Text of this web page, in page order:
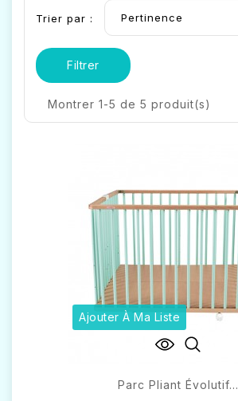
Trier par : Pertinence
Filtrer
Montrer 1-5 de 5 produit(s)
Ajouter À Ma Liste
Parc Pliant Évolutif...